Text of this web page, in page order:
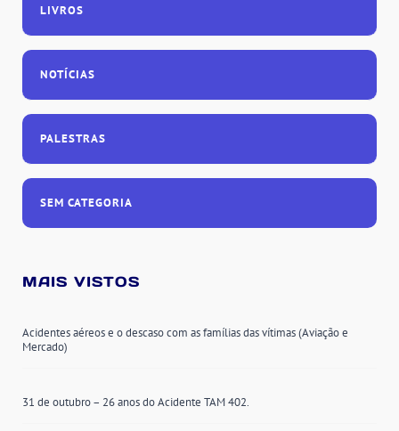
LIVROS
NOTÍCIAS
PALESTRAS
SEM CATEGORIA
MAIS VISTOS
Acidentes aéreos e o descaso com as famílias das vítimas (Aviação e
Mercado)
31 de outubro – 26 anos do Acidente TAM 402.